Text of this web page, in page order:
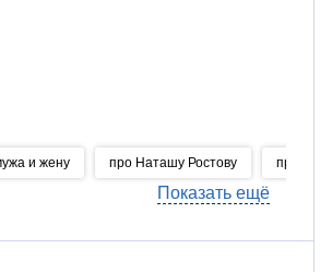
и жену про Наташу Ростову про 1
Показать ещё